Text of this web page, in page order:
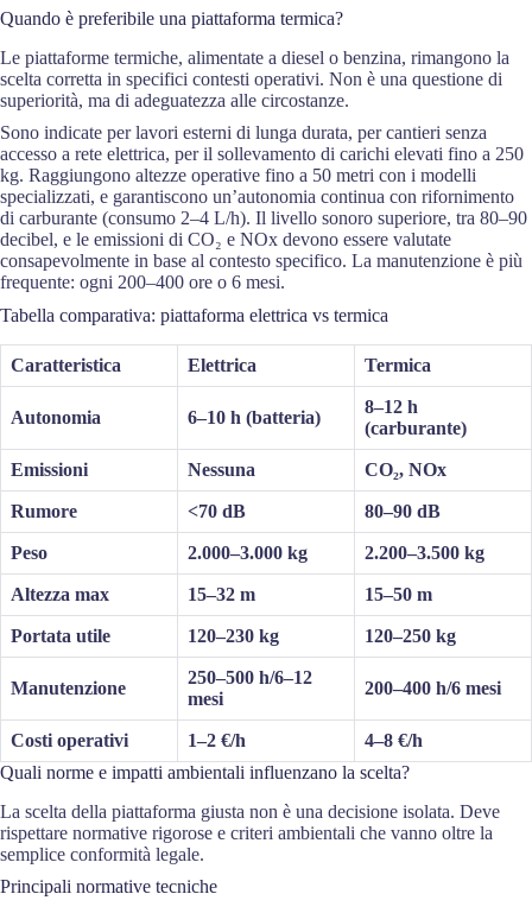
Quando è preferibile una piattaforma termica?
Le piattaforme termiche, alimentate a diesel o benzina, rimangono la
scelta corretta in specifici contesti operativi. Non è una questione di
superiorità, ma di adeguatezza alle circostanze.
Sono indicate per lavori esterni di lunga durata, per cantieri senza
accesso a rete elettrica, per il sollevamento di carichi elevati fino a 250
kg. Raggiungono altezze operative fino a 50 metri con i modelli
specializzati, e garantiscono un’autonomia continua con rifornimento
di carburante (consumo 2–4 L/h). Il livello sonoro superiore, tra 80–90
decibel, e le emissioni di CO₂ e NOx devono essere valutate
consapevolmente in base al contesto specifico. La manutenzione è più
frequente: ogni 200–400 ore o 6 mesi.
Tabella comparativa: piattaforma elettrica vs termica
Caratteristica Elettrica Termica
Autonomia 6–10 h (batteria)
8–12 h
(carburante)
Emissioni Nessuna CO₂, NOx
Rumore <70 dB 80–90 dB
Peso 2.000–3.000 kg 2.200–3.500 kg
Altezza max 15–32 m 15–50 m
Portata utile 120–230 kg 120–250 kg
Manutenzione
250–500 h/6–12
mesi
200–400 h/6 mesi
Costi operativi 1–2 €/h
4–8 €/h
Quali norme e impatti ambientali influenzano la scelta?
La scelta della piattaforma giusta non è una decisione isolata. Deve
rispettare normative rigorose e criteri ambientali che vanno oltre la
semplice conformità legale.
Principali normative tecniche